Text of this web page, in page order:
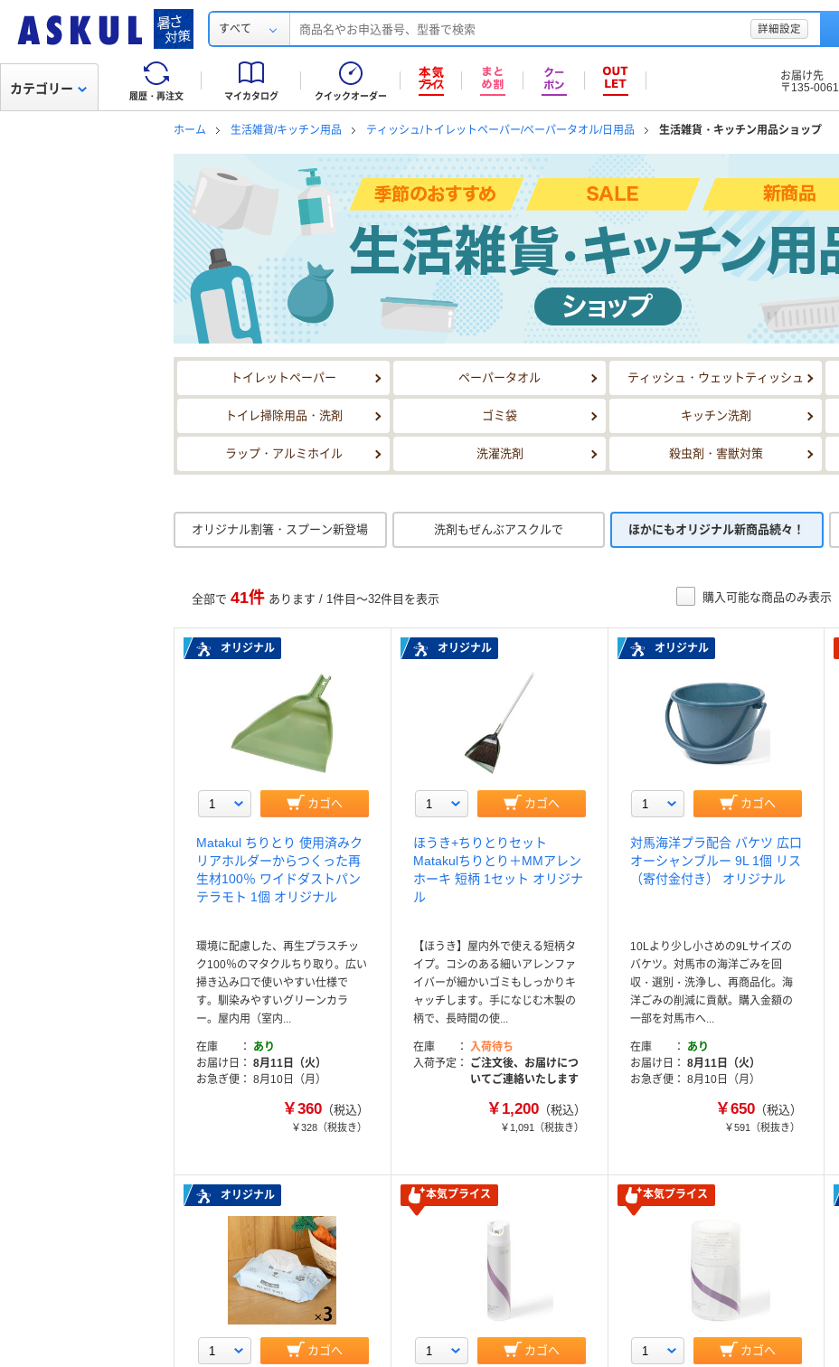
すべて 詳細設定
履歴・再注文 マイカタログ クイックオーダー
お届け先
〒135-0061
カテゴリー
ホーム 生活雑貨/キッチン用品 ティッシュ/トイレットペーパー/ペーパータオル/日用品 生活雑貨・キッチン用品ショップ
季節のおすすめ SALE 新商品 生活雑貨・キッチン用品ショップ
トイレットペーパー ペーパータオル ティッシュ・ウェットティッシュ
トイレ掃除用品・洗剤 ゴミ袋 キッチン洗剤
ラップ・アルミホイル 洗濯洗剤 殺虫剤・害獣対策
オリジナル割箸・スプーン新登場 洗剤もぜんぶアスクルで ほかにもオリジナル新商品続々！
全部で 41件 あります / 1件目～32件目を表示 購入可能な商品のみ表示
オリジナル
カゴへ
Matakul ちりとり 使用済みク
リアホルダーからつくった再
生材100％ ワイドダストパン
テラモト 1個 オリジナル
環境に配慮した、再生プラスチッ
ク100％のマタクルちり取り。広い
掃き込み口で使いやすい仕様で
す。馴染みやすいグリーンカラ
ー。屋内用（室内...
在庫
あり
お届け日
8月11日（火）
お急ぎ便
8月10日（月）
￥360（税込）
￥328（税抜き）
オリジナル
カゴへ
ほうき+ちりとりセット
Matakulちりとり＋MMアレン
ホーキ 短柄 1セット オリジナ
ル
【ほうき】屋内外で使える短柄タ
イプ。コシのある細いアレンファ
イバーが細かいゴミもしっかりキ
ャッチします。手になじむ木製の
柄で、長時間の使...
在庫
入荷待ち
入荷予定
ご注文後、お届けにつ
いてご連絡いたします
￥1,200（税込）
￥1,091 （税抜き）
オリジナル
カゴへ
対馬海洋プラ配合 バケツ 広口
オーシャンブルー 9L 1個 リス
（寄付金付き） オリジナル
10Lより少し小さめの9Lサイズの
バケツ。対馬市の海洋ごみを回
収・選別・洗浄し、再商品化。海
洋ごみの削減に貢献。購入金額の
一部を対馬市へ...
在庫
あり
お届け日
8月11日（火）
お急ぎ便
8月10日（月）
￥650 （税込）
￥591 （税抜き）
オリジナル
カゴへ
本気プライス
カゴへ
本気プライス
カゴへ